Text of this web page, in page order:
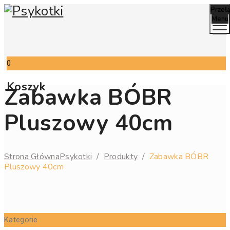
Menu
0
Koszyk
Zabawka BÓBR
Pluszowy 40cm
Strona GłównaPsykotki / Produkty / Zabawka BÓBR
Pluszowy 40cm
Kategorie